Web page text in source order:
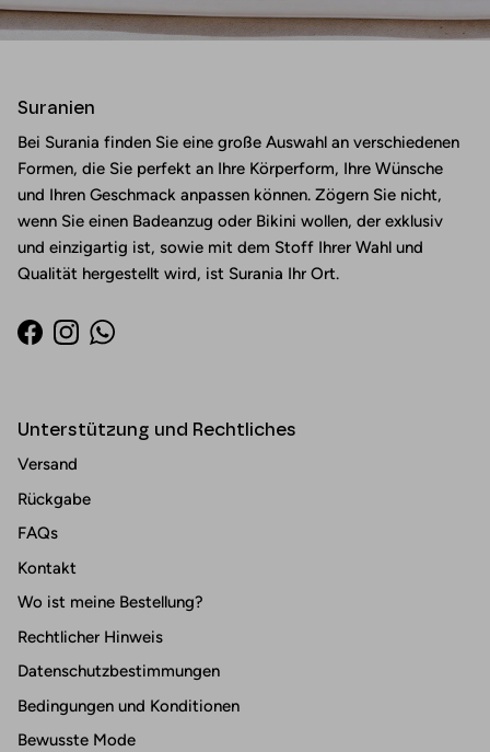
Suranien
Bei Surania finden Sie eine große Auswahl an verschiedenen
Formen, die Sie perfekt an Ihre Körperform, Ihre Wünsche
und Ihren Geschmack anpassen können. Zögern Sie nicht,
wenn Sie einen Badeanzug oder Bikini wollen, der exklusiv
und einzigartig ist, sowie mit dem Stoff Ihrer Wahl und
Qualität hergestellt wird, ist Surania Ihr Ort.
Facebook
InstagramWhatsApp
Unterstützung und Rechtliches
Versand
Rückgabe
FAQs
Kontakt
Wo ist meine Bestellung?
Rechtlicher Hinweis
Datenschutzbestimmungen
Bedingungen und Konditionen
Bewusste Mode